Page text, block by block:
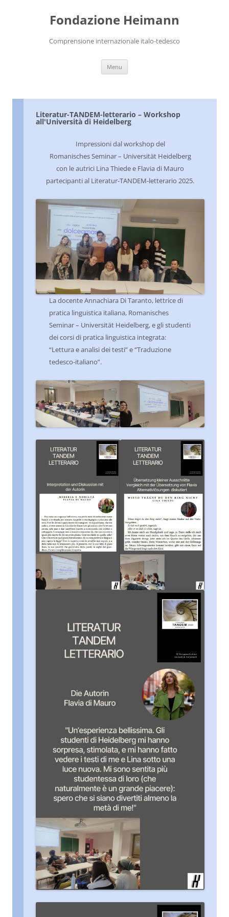
Fondazione Heimann
Comprensione internazionale italo-tedesco
Menu
Literatur-TANDEM-letterario – Workshop
all'Università di Heidelberg
Impressioni dal workshop del
Romanisches Seminar – Universität Heidelberg
con le autrici Lina Thiede e Flavia di Mauro
partecipanti al Literatur-TANDEM-letterario 2025.
La docente Annachiara Di Taranto, lettrice di
pratica linguistica italiana, Romanisches
Seminar – Universität Heidelberg, e gli studenti
dei corsi di pratica linguistica integrata:
“Lettura e analisi dei testi” e “Traduzione
tedesco-italiano”.